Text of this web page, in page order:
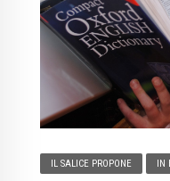
IL SALICE PROPONE IN